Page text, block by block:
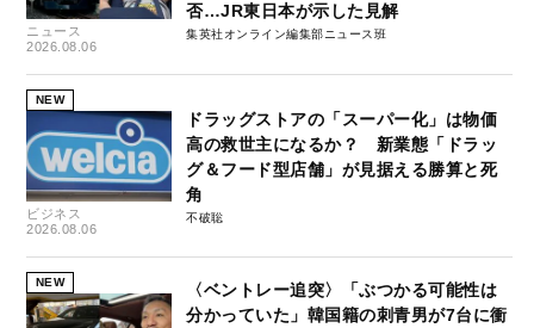
ニュース
2026.08.06
否…JR東日本が示した見解
集英社オンライン編集部ニュース班
NEW
ビジネス
2026.08.06
ドラッグストアの「スーパー化」は物価
高の救世主になるか？ 新業態「ドラッ
グ＆フード型店舗」が見据える勝算と死
角
不破聡
NEW
〈ベントレー追突〉「ぶつかる可能性は
分かっていた」韓国籍の刺青男が7台に衝